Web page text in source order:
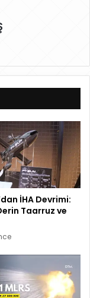
İHA Devrimi:
Taarruz ve